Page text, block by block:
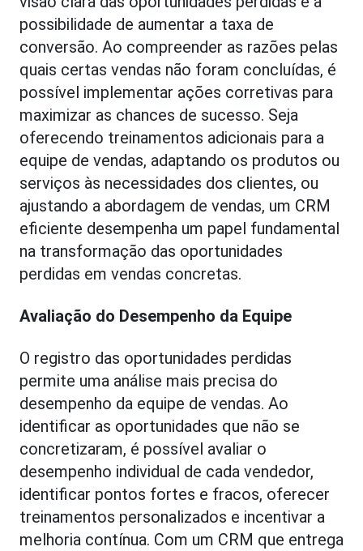
possibilidade de aumentar a taxa de
conversão. Ao compreender as razões pelas
quais certas vendas não foram concluídas, é
possível implementar ações corretivas para
maximizar as chances de sucesso. Seja
oferecendo treinamentos adicionais para a
equipe de vendas, adaptando os produtos ou
serviços às necessidades dos clientes, ou
ajustando a abordagem de vendas, um CRM
eficiente desempenha um papel fundamental
na transformação das oportunidades
perdidas em vendas concretas.
Avaliação do Desempenho da Equipe
O registro das oportunidades perdidas
permite uma análise mais precisa do
desempenho da equipe de vendas. Ao
identificar as oportunidades que não se
concretizaram, é possível avaliar o
desempenho individual de cada vendedor,
identificar pontos fortes e fracos, oferecer
treinamentos personalizados e incentivar a
melhoria contínua. Com um CRM que entrega